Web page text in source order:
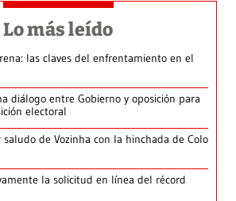
Lo más leído
las claves del enfrentamiento en el
diálogo entre Gobierno y oposición para
electoral
de Vozinha con la hinchada de Colo
la solicitud en línea del récord